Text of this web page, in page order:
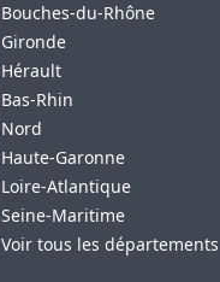
Bouches-du-Rhône
Gironde
Hérault
Bas-Rhin
Nord
Haute-Garonne
Loire-Atlantique
Seine-Maritime
Voir tous les départements